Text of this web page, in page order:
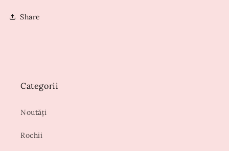
Share
Categorii
Noutăți
Rochii